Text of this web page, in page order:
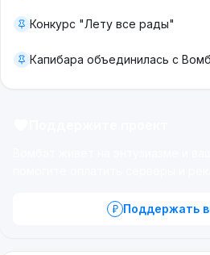
Конкурс "Лету все рады"
Капибара объединилась с
Поддержать